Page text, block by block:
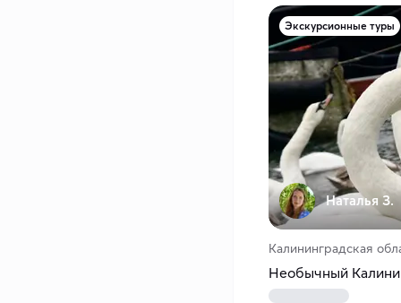
Экскурсионные туры
Наталья З.
Калининградская
Необычный